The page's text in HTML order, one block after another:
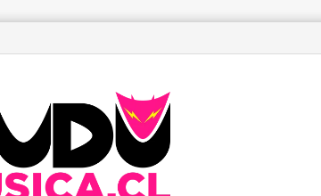
dieciochera para celebrar las Fiestas Patrias